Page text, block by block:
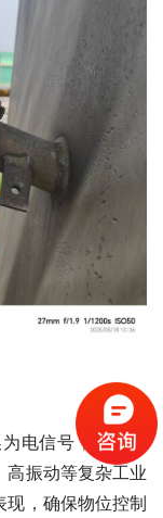
信号，发出警
高振动等复杂工业
现，确保物位控制